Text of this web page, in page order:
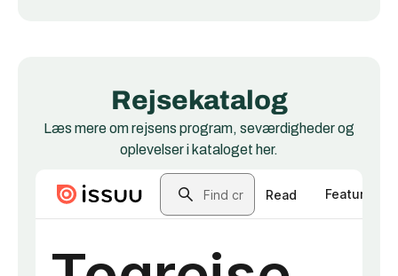
Rejsekatalog
Læs mere om rejsens program, seværdigheder og
oplevelser i kataloget her.